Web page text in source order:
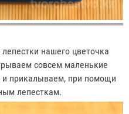
нашего цветочка
совсем маленькие
и прикалываем, при помощи
лепесткам.